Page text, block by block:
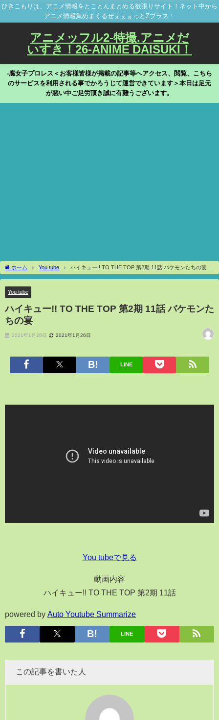
ひきこもりは、アニメ情報をとことんまとめる欲張りサイト！ネット中から
アニメ情報集めまくるぜぇぇぇっとZプラス！
アニメッフル2-特撮.アニメだ
いすき！26-ANIME DAISUKI！
-腐女子プロレス＜お客様皆様が掲載の記事等へアクセス、閲覧、こちら
のサービスを利用される事でかろうじて運営できています＞本日は足元
が悪い中ご足労頂き誠に有難うございます。
ホーム You tube ハイキュー!! TO THE TOP 第2期 11話 バケモンたちの宴
You tube
ハイキュー!! TO THE TOP 第2期 11話 バケモンた
ちの宴
2021年1月26日 2021年1月26日
LINE
You tubeで見る
動画内容
ハイキュー!! TO THE TOP 第2期 11話
powered by Auto Youtube Summarize
LINE
この記事を書いた人